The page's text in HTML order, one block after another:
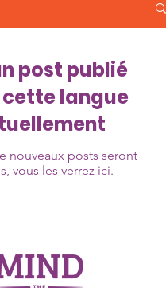
post publié
langue
nouveaux posts seront
vous les verrez ici.